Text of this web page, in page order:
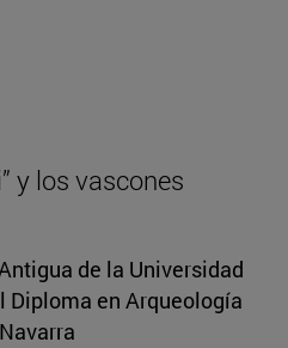
y los vascones
de la Universidad
Diploma en Arqueología